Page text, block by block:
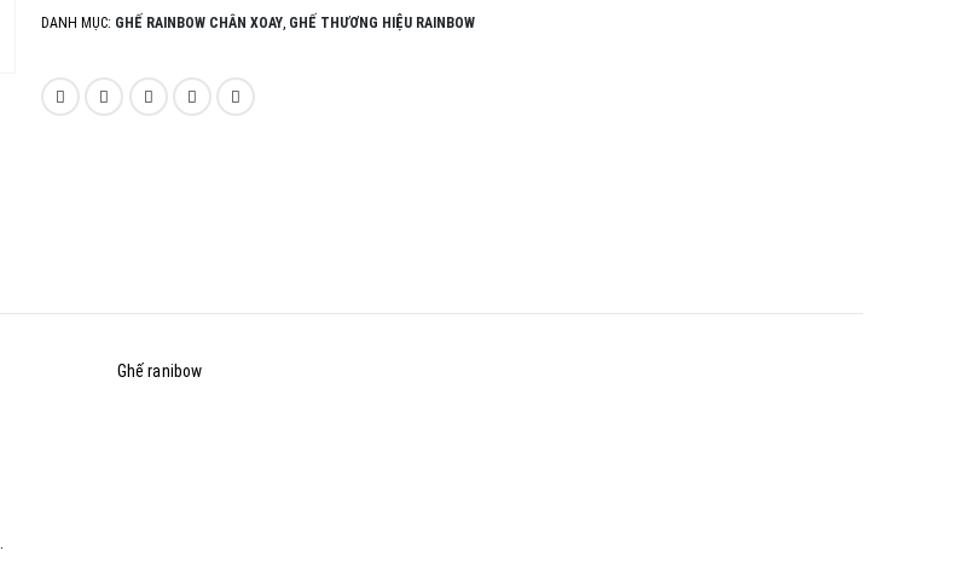
DANH MỤC: GHẾ RAINBOW CHÂN XOAY, GHẾ THƯƠNG HIỆU RAINBOW